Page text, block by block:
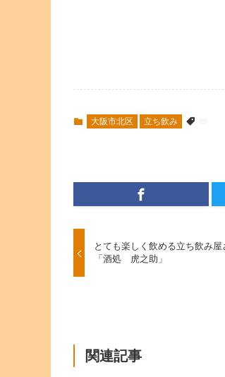
大阪市北区 立ち飲み
とても楽しく飲める立ち飲
「酒処 虎之助」
関連記事